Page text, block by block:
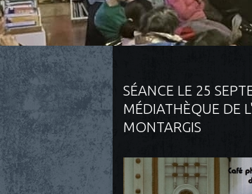
SÉANCE LE 25
MÉDIATHÈQUE DE
MONTARGIS